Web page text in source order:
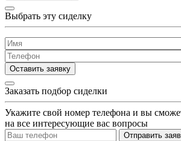
Выбрать эту сиделку
Оставить заявку
Заказать подбор сиделки
Укажите свой номер телефона и вы
на все интересующие вас вопросы
Отправить